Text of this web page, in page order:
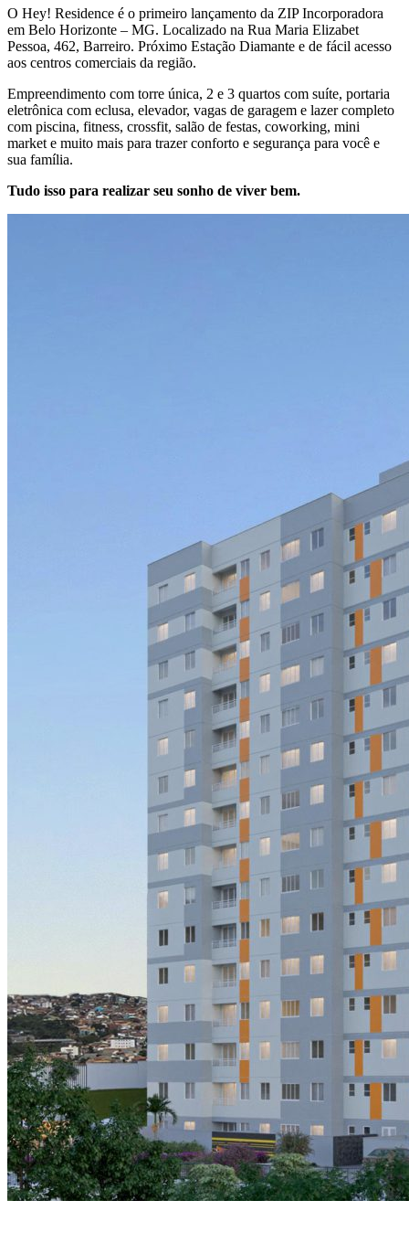
O Hey! Residence é o primeiro lançamento da ZIP Incorporadora
em Belo Horizonte – MG. Localizado na Rua Maria Elizabet
Pessoa, 462, Barreiro. Próximo Estação Diamante e de fácil acesso
aos centros comerciais da região.
Empreendimento com torre única, 2 e 3 quartos com suíte, portaria
eletrônica com eclusa, elevador, vagas de garagem e lazer completo
com piscina, fitness, crossfit, salão de festas, coworking, mini
market e muito mais para trazer conforto e segurança para você e
sua família.
Tudo isso para realizar seu sonho de viver bem.